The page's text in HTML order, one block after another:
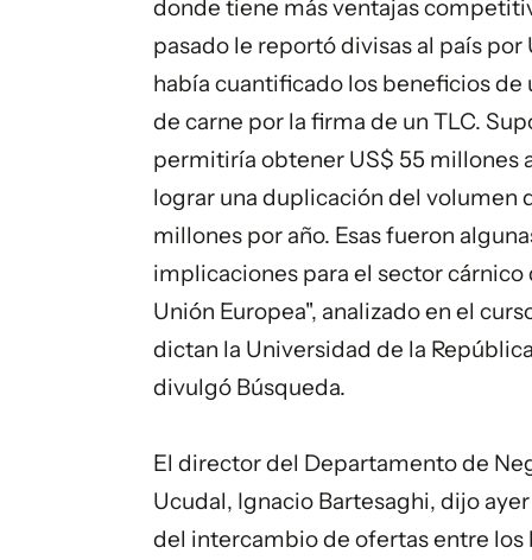
donde tiene más ventajas
pasado le reportó divisas al país
había cuantificado los beneficios
de carne por la firma de un TLC.
permitiría obtener US$ 55 millones
lograr una duplicación del volumen
millones por año. Esas fueron
implicaciones para el sector
Unión Europea", analizado en el
dictan la Universidad de la
divulgó Búsqueda.
El director del Departamento de
Ucudal, Ignacio Bartesaghi, dijo
del intercambio de ofertas entre